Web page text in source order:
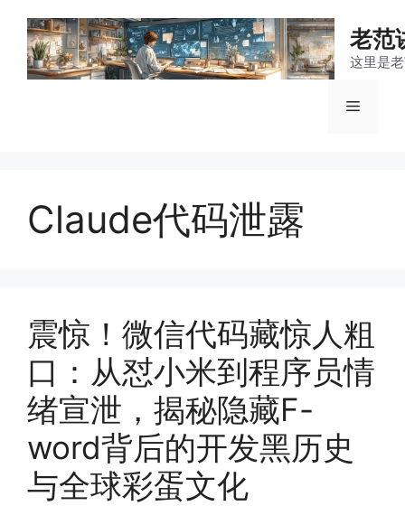
老范
这里是
菜
Claude代码泄露
震惊！微信代码藏惊人粗
口：从怼小米到程序员情
绪宣泄，揭秘隐藏F-
word背后的开发黑历史
与全球彩蛋文化